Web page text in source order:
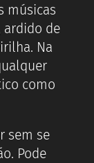
músicas
ardido de
Na
como
sem se
Pode